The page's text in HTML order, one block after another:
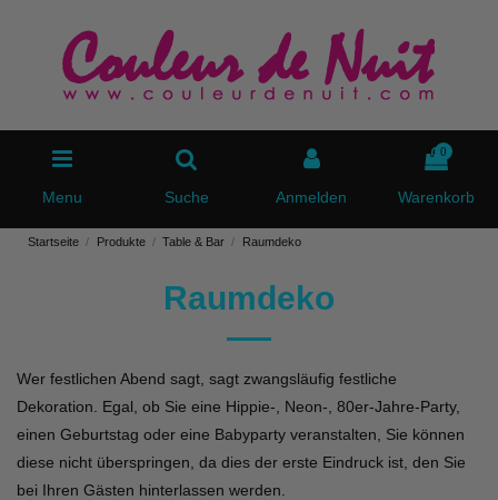
Menu Suche Anmelden
0
Warenkorb
Startseite Produkte Table & Bar Raumdeko
Raumdeko
Wer festlichen Abend sagt, sagt zwangsläufig festliche
Dekoration. Egal, ob Sie eine Hippie-, Neon-, 80er-Jahre-Party,
einen Geburtstag oder eine Babyparty veranstalten, Sie können
diese nicht überspringen, da dies der erste Eindruck ist, den Sie
bei Ihren Gästen hinterlassen werden.